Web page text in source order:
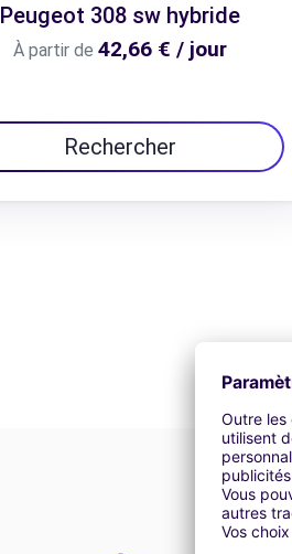
Peugeot 308 sw hybride
À partir de 42,66 € / jour
Rechercher